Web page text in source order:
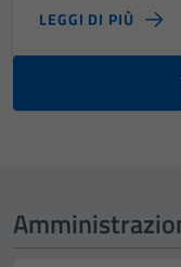
LEGGI DI PIÙ